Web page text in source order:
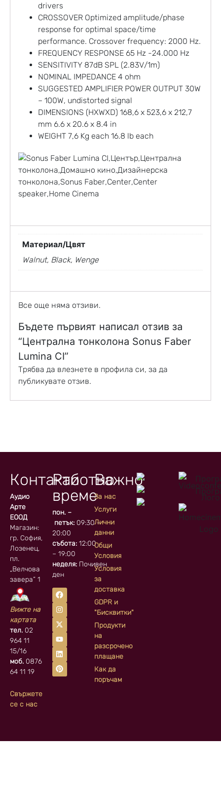
drivers
CROSSOVER Optimized amplitude/phase
response for optimal space/time
performance. Crossover frequency: 2000 Hz.
FREQUENCY RESPONSE 65 Hz -24.000 Hz
SENSITIVITY 87dB SPL (2.83V/1m)
NOMINAL IMPEDANCE 4 ohm
SUGGESTED AMPLIFIER POWER OUTPUT 30W
– 100W, undistorted signal
DIMENSIONS (HXWXD) 168,6 x 523,6 x 212,7
mm 6.6 x 20.6 x 8.4 in
WEIGHT 7,6 Kg each 16.8 lb each
Материал/Цвят
Walnut, Black, Wenge
Все още няма отзиви.
Бъдете първият написал отзив за
“Централна тонколона Sonus Faber
Lumina CI”
Трябва да влезнете в профила си, за да
публикувате отзив.
Контакти
Аудио
Арте
ЕООД
Магазин:
гр. София, кв.
Лозенец,
пл.
„Велчова
завера” 1
Вижте на
картата
тел. 02
964 11
15/16
моб. 0876
64 11 19
Свържете
се с нас
Работно
време
пон. –
петък:09:30 –
20:00
събота:12:00
– 19:00
неделя:Почивен
ден
Важно
За нас
Услуги
Лични
данни
Общи
Условия
Условия
за
доставка
GDPR и
"Бисквитки"
Продукти
на
разсрочено
плащане
Как да
поръчам